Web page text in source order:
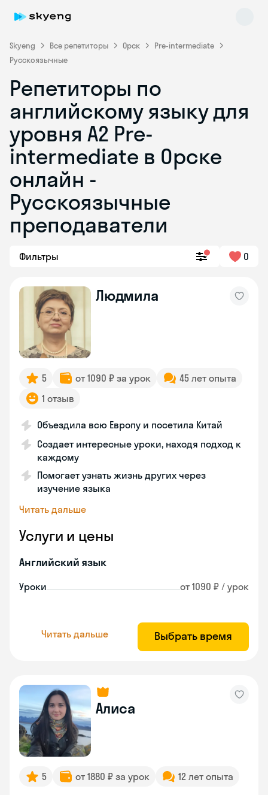
Skyeng Все репетиторы Орск
Pre-intermediate
Русскоязычные
Репетиторы по
английскому языку для
уровня A2 Pre-
intermediate в Орске
онлайн -
Русскоязычные
преподаватели
Фильтры 0
Людмила
5 от 1090 ₽ за урок
45 лет опыта
1 отзыв
Объездила всю Европу и посетила Китай
Создает интересные уроки, находя подход к
каждому
Помогает узнать жизнь других через
изучение языка
Читать дальше
Услуги и цены
Английский язык
Уроки от 1090 ₽ / урок
Читать дальше Выбрать время
Алиса
5 от 1880 ₽ за урок 12 лет опыта
Skyeng Chat